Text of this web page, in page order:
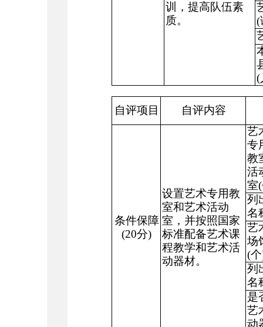
训，提高队伍素
质。
(
(
自评项目 自评内容
条件保障
(20分)
设置艺术专用教
室和艺术活动
室，并按照国家
标准配备艺术课
程教学和艺术活
动器材。
艺
专
教
活
室(
列
名
艺
场
(个
列
名
是
艺
动